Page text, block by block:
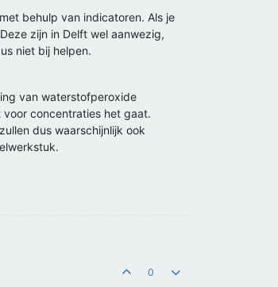
behulp van indicatoren. Als je
zijn in Delft wel aanwezig,
niet bij helpen.
van waterstofperoxide
concentraties het gaat.
dus waarschijnlijk ook
0